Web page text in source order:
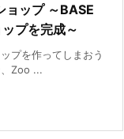
ョップ ～BASE
プを完成～
プを作ってしまおう
Zoo ...